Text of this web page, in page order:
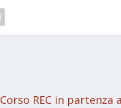
Corso REC in partenza